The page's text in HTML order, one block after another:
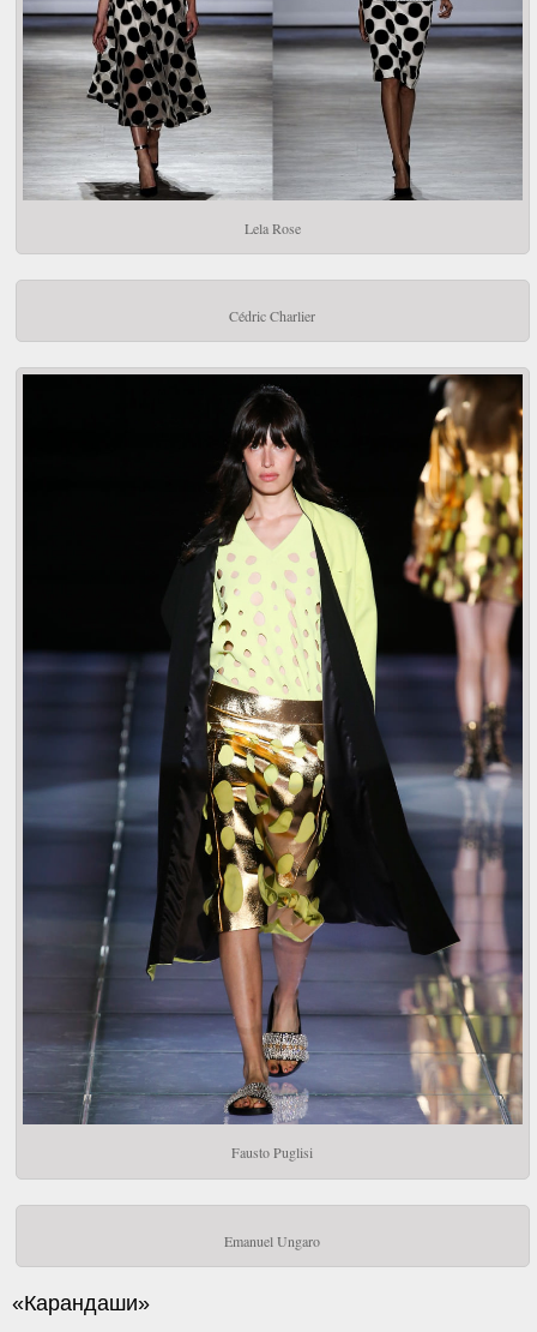
Lela Rose
Cédric Charlier
Fausto Puglisi
Emanuel Ungaro
«Карандаши»